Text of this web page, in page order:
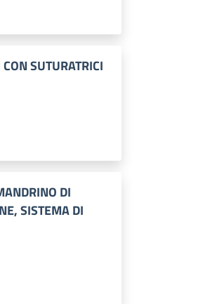
SUTURATRICI
DI
SISTEMA DI